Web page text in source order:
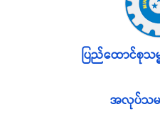
အလုပ်သမာ
ပြည်ထောင်စုသ